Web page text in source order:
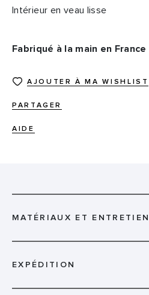
Intérieur en veau lisse
Fabriqué à la main en
AJOUTER À MA WISHLIST
PARTAGER
AIDE
MATÉRIAUX ET ENTRETIEN
EXPÉDITION